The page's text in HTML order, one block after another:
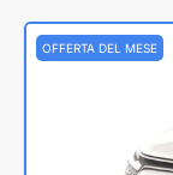
OFFERTA DEL MESE